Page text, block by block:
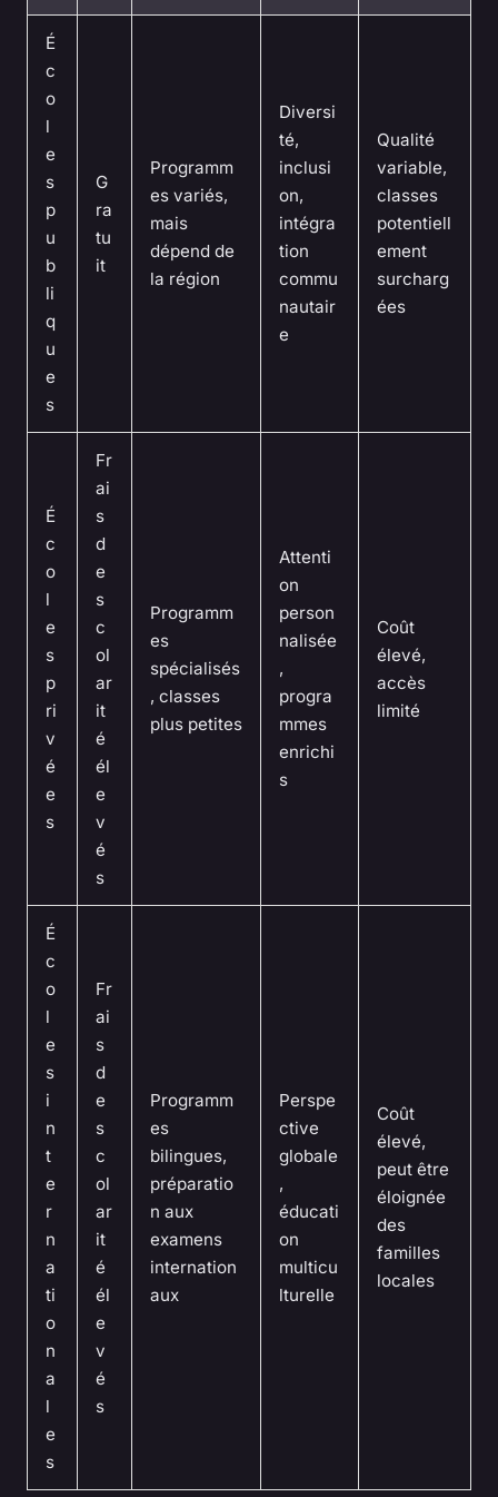
É
c
o
l
e
s
p
u
b
li
q
u
e
s
G
ra
tu
it
Programm
es variés,
mais
dépend de
la région
Diversi
té,
inclusi
on,
intégra
tion
commu
nautair
e
Qualité
variable,
classes
potentiell
ement
surcharg
ées
É
c
o
l
e
s
p
ri
v
é
e
s
Fr
ai
s
d
e
s
c
ol
ar
it
é
él
e
v
é
s
Programm
es
spécialisés
, classes
plus petites
Attenti
on
person
nalisée
,
progra
mmes
enrichi
s
Coût
élevé,
accès
limité
É
c
o
l
e
s
i
n
t
e
r
n
a
ti
o
n
a
l
e
s
Fr
ai
s
d
e
s
c
ol
ar
it
é
él
e
v
é
s
Programm
es
bilingues,
préparatio
n aux
examens
internation
aux
Perspe
ctive
globale
,
éducati
on
multicu
lturelle
Coût
élevé,
peut être
éloignée
des
familles
locales